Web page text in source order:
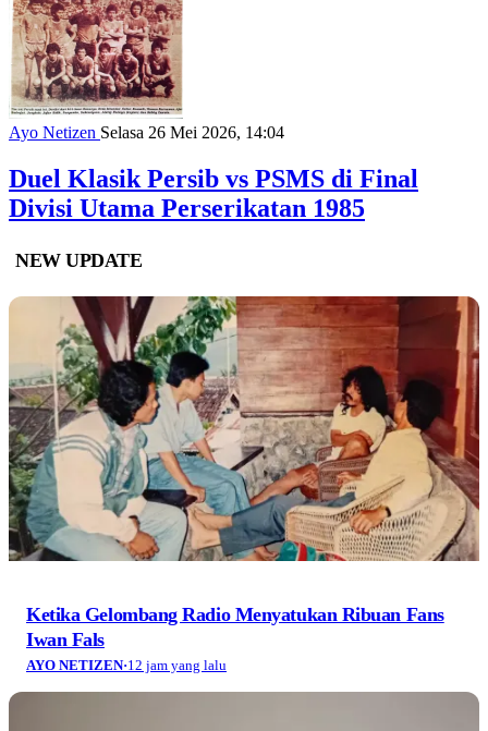
Ayo Netizen Selasa 26 Mei 2026, 14:04
Duel Klasik Persib vs PSMS di Final
Divisi Utama Perserikatan 1985
NEW UPDATE
Ketika Gelombang Radio Menyatukan Ribuan Fans
Iwan Fals
AYO NETIZEN·12 jam yang lalu